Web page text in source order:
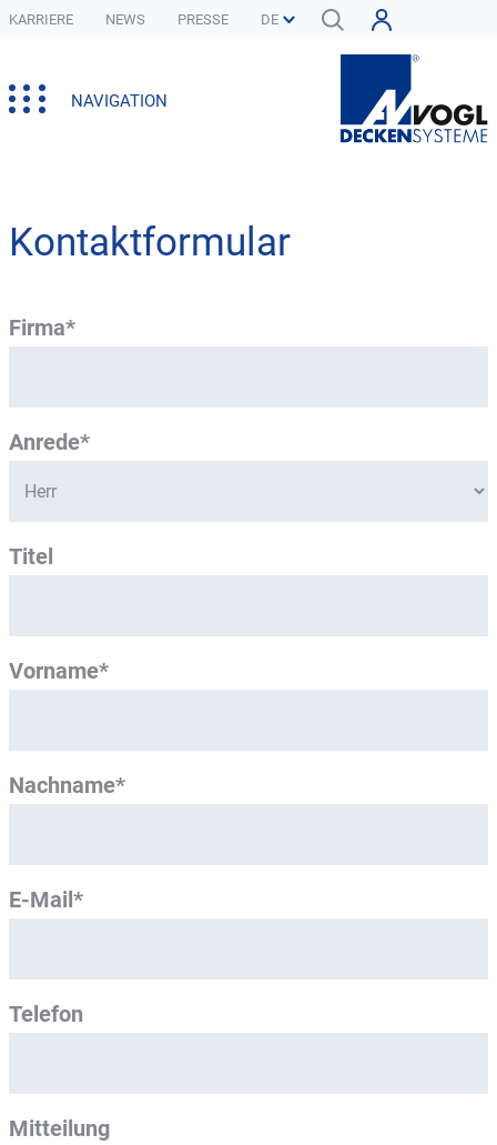
KARRIERE NEWS PRESSE
NAVIGATION
Kontaktformular
Firma*
Anrede*
Titel
Vorname*
Nachname*
E-Mail*
Telefon
Mitteilung